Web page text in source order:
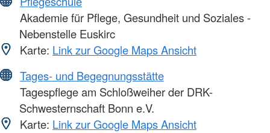
Akademie für Pflege, Gesundheit und Soziales -
Nebenstelle Euskirc
Karte: Link zur Google Maps Ansicht
Tages- und Begegnungsstätte
Tagespflege am Schloßweiher der DRK-
Schwesternschaft Bonn e.V.
Karte: Link zur Google Maps Ansicht